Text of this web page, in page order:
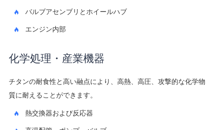
バルブアセンブリとホイールハブ
エンジン内部
化学処理・産業機器
チタンの耐食性と高い融点により、高熱、高圧、攻撃的な化学物
質に耐えることができます。
熱交換器および反応器